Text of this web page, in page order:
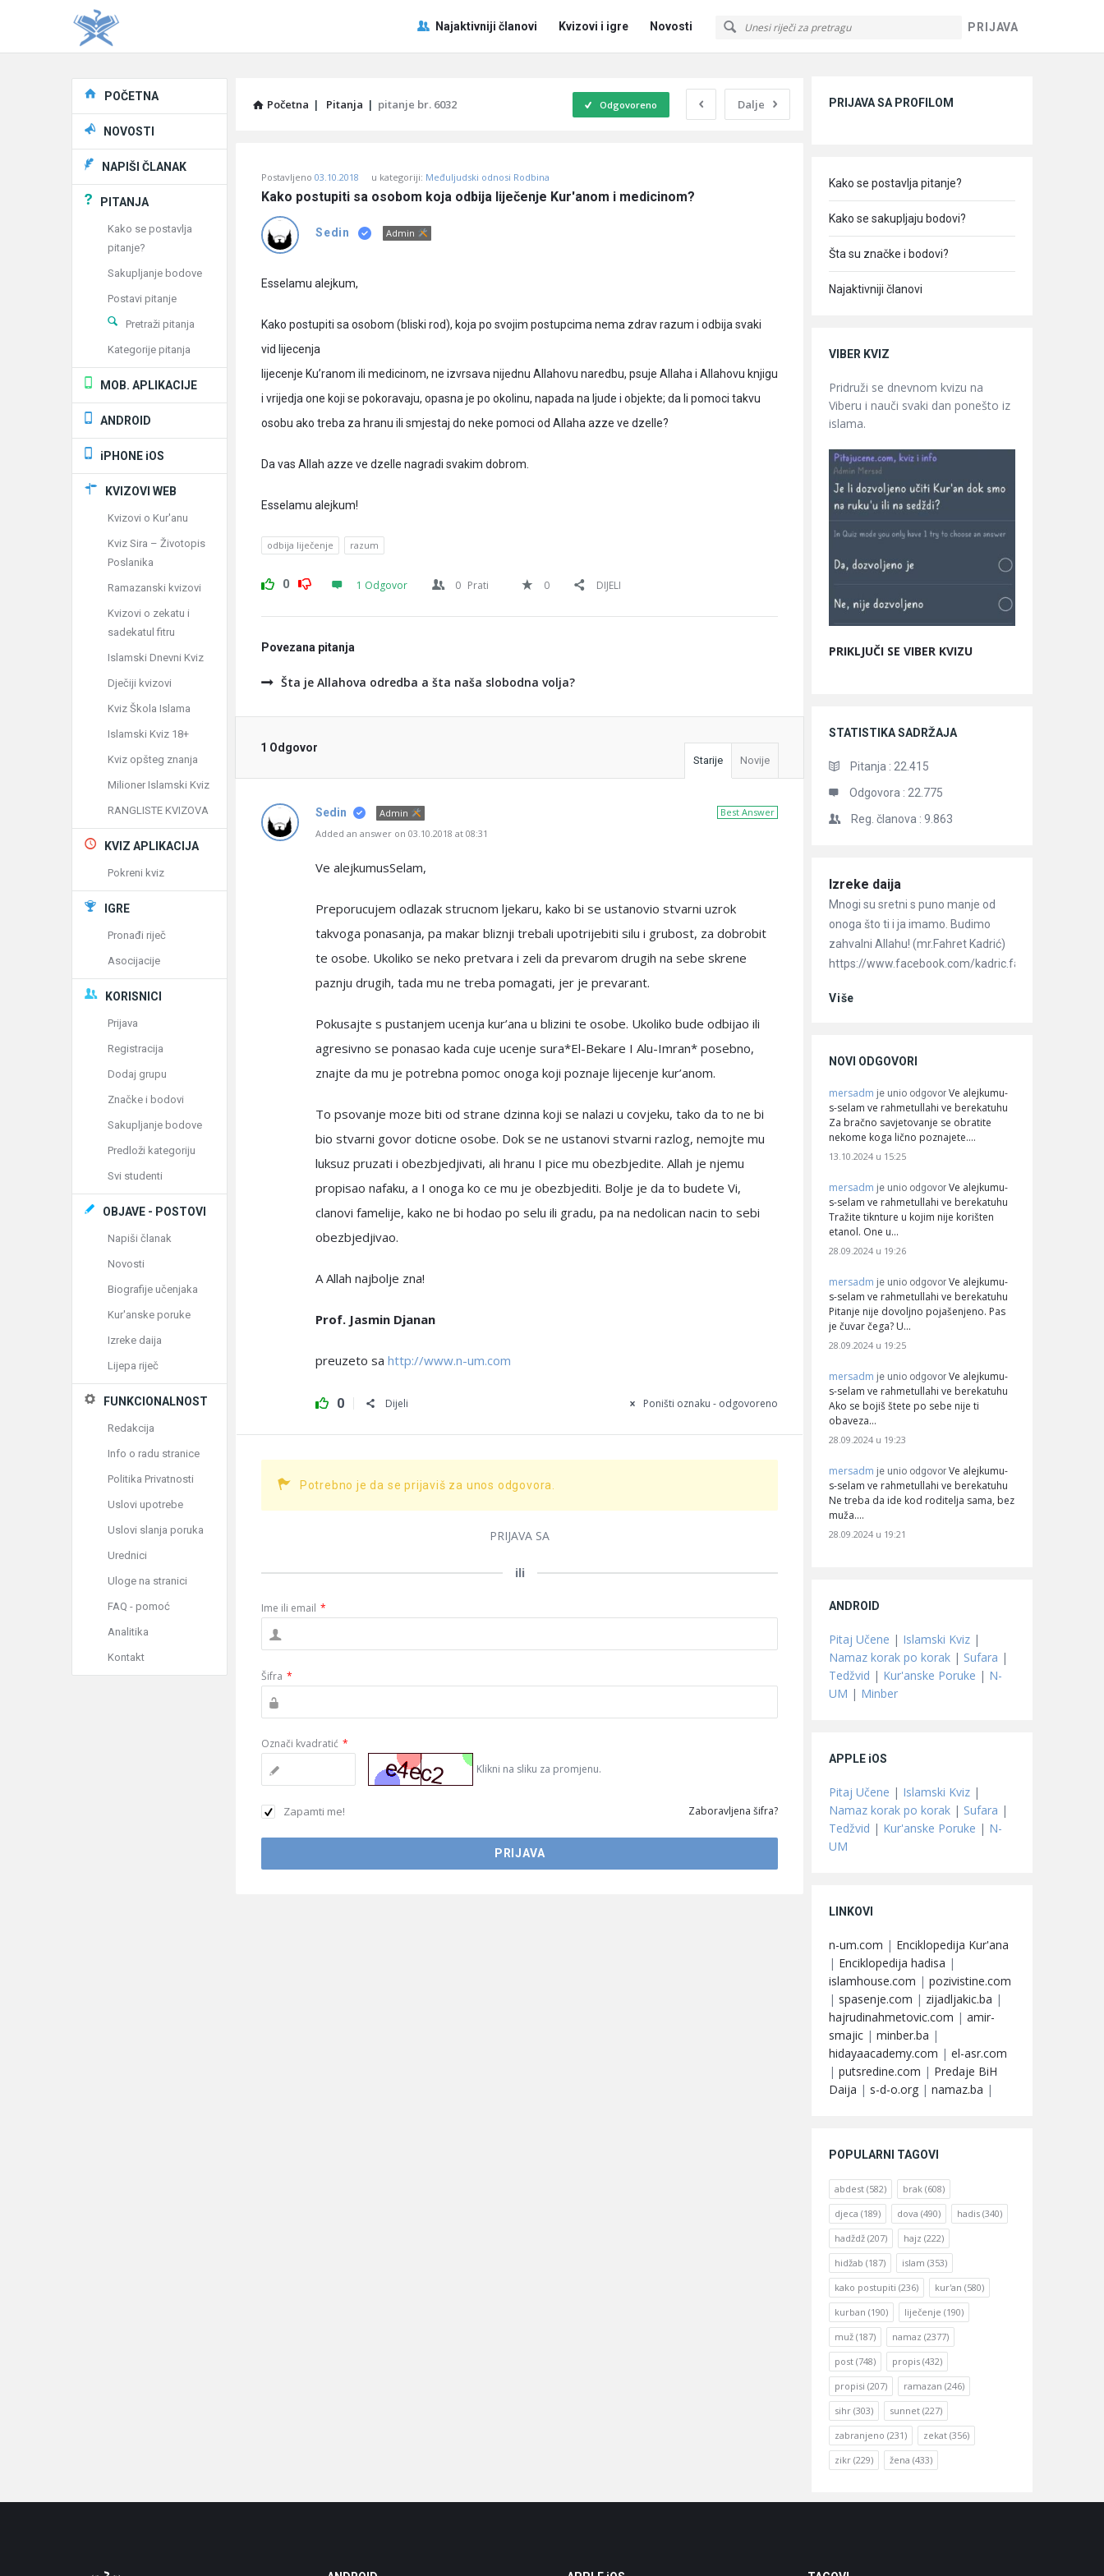
PRIJAVA
Pitaj
Učene
Navigacija
Najaktivniji članovi Kvizovi i igre Novosti
Početna | Pitanja | pitanje br. 6032 Dalje
Odgovoreno
Učene
Latest
Pitanja
Postavljeno 03.10.2018 u kategoriji: Međuljudski odnosi Rodbina
Kako postupiti sa osobom koja odbija liječenje Kur'anom i medicinom?
Sedin Admin
Esselamu alejkum,
Kako postupiti sa osobom (bliski rod), koja po svojim postupcima nema zdrav razum i odbija svaki
vid lijecenja
lijecenje Ku’ranom ili medicinom, ne izvrsava nijednu Allahovu naredbu, psuje Allaha i Allahovu knjigu
i vrijedja one koji se pokoravaju, opasna je po okolinu, napada na ljude i objekte; da li pomoci takvu
osobu ako treba za hranu ili smjestaj do neke pomoci od Allaha azze ve dzelle?
Da vas Allah azze ve dzelle nagradi svakim dobrom.
Esselamu alejkum!
odbija liječenje razum
0 1 Odgovor 0 Prati 0 DIJELI
Povezana pitanja
Šta je Allahova odredba a šta naša slobodna volja?
1 Odgovor
Starije Novije
Best Answer
Sedin
Admin
Added an answer on 03.10.2018 at 08:31
Ve alejkumusSelam,
Preporucujem odlazak strucnom ljekaru, kako bi se ustanovio stvarni uzrok
takvoga ponasanja, pa makar bliznji trebali upotrijebiti silu i grubost, za dobrobit
te osobe. Ukoliko se neko pretvara i zeli da prevarom drugih na sebe skrene
paznju drugih, tada mu ne treba pomagati, jer je prevarant.
Pokusajte s pustanjem ucenja kur’ana u blizini te osobe. Ukoliko bude odbijao ili
agresivno se ponasao kada cuje ucenje sura*El-Bekare I Alu-Imran* posebno,
znajte da mu je potrebna pomoc onoga koji poznaje lijecenje kur’anom.
To psovanje moze biti od strane dzinna koji se nalazi u covjeku, tako da to ne bi
bio stvarni govor doticne osobe. Dok se ne ustanovi stvarni razlog, nemojte mu
luksuz pruzati i obezbjedjivati, ali hranu I pice mu obezbjedite. Allah je njemu
propisao nafaku, a I onoga ko ce mu je obezbjediti. Bolje je da to budete Vi,
clanovi famelije, kako ne bi hodao po selu ili gradu, pa na nedolican nacin to sebi
obezbjedjivao.
A Allah najbolje zna!
Prof. Jasmin Djanan
preuzeto sa http://www.n-um.com
0 Dijeli Poništi oznaku - odgovoreno
Potrebno je da se prijaviš za unos odgovora.
PRIJAVA SA
ili
Ime ili email *
Šifra *
Označi kvadratić *
Klikni na sliku za promjenu.
Zapamti me! Zaboravljena šifra?
PRIJAVA SA PROFILOM
Kako se postavlja pitanje?
Kako se sakupljaju bodovi?
Šta su značke i bodovi?
Najaktivniji članovi
VIBER KVIZ
Pridruži se dnevnom kvizu na
Viberu i nauči svaki dan ponešto iz
islama.
PRIKLJUČI SE VIBER KVIZU
STATISTIKA SADRŽAJA
Pitanja : 22.415
Odgovora : 22.775
Reg. članova : 9.863
Članci
Izreke daija
Mnogi su sretni s puno manje od
onoga što ti i ja imamo. Budimo
zahvalni Allahu! (mr.Fahret Kadrić)
https://www.facebook.com/kadric.fahret/
Više
NOVI ODGOVORI
mersadm je unio odgovor Ve alejkumu-
s-selam ve rahmetullahi ve berekatuhu
Za bračno savjetovanje se obratite
nekome koga lično poznajete.…
13.10.2024 u 15:25
mersadm je unio odgovor Ve alejkumu-
s-selam ve rahmetullahi ve berekatuhu
Tražite tiknture u kojim nije korišten
etanol. One u…
28.09.2024 u 19:26
mersadm je unio odgovor Ve alejkumu-
s-selam ve rahmetullahi ve berekatuhu
Pitanje nije dovoljno pojašenjeno. Pas
je čuvar čega? U…
28.09.2024 u 19:25
mersadm je unio odgovor Ve alejkumu-
s-selam ve rahmetullahi ve berekatuhu
Ako se bojiš štete po sebe nije ti
obaveza…
28.09.2024 u 19:23
mersadm je unio odgovor Ve alejkumu-
s-selam ve rahmetullahi ve berekatuhu
Ne treba da ide kod roditelja sama, bez
muža.…
28.09.2024 u 19:21
ANDROID
Pitaj Učene | Islamski Kviz |
Namaz korak po korak | Sufara |
Tedžvid | Kur'anske Poruke | N-
UM | Minber
APPLE iOS
Pitaj Učene | Islamski Kviz |
Namaz korak po korak | Sufara |
Tedžvid | Kur'anske Poruke | N-
UM
LINKOVI
n-um.com | Enciklopedija Kur'ana
| Enciklopedija hadisa |
islamhouse.com | pozivistine.com
| spasenje.com | zijadljakic.ba |
hajrudinahmetovic.com | amir-
smajic | minber.ba |
hidayaacademy.com | el-asr.com
| putsredine.com | Predaje BiH
Daija | s-d-o.org | namaz.ba |
POPULARNI TAGOVI
abdest (582) brak (608)
djeca (189) dova (490) hadis (340)
hadždž (207) hajz (222)
hidžab (187) islam (353)
kako postupiti (236) kur'an (580)
kurban (190) liječenje (190)
muž (187) namaz (2377)
post (748) propis (432)
propisi (207) ramazan (246)
sihr (303) sunnet (227)
zabranjeno (231) zekat (356)
zikr (229) žena (433)
Explore
POČETNA
NOVOSTI
NAPIŠI ČLANAK
PITANJA
Kako se postavlja
pitanje?
Sakupljanje bodove
Postavi pitanje
Pretraži pitanja
Kategorije pitanja
MOB. APLIKACIJE
ANDROID
iPHONE iOS
KVIZOVI WEB
Kvizovi o Kur'anu
Kviz Sira – Životopis
Poslanika
Ramazanski kvizovi
Kvizovi o zekatu i
sadekatul fitru
Islamski Dnevni Kviz
Dječiji kvizovi
Kviz Škola Islama
Islamski Kviz 18+
Kviz opšteg znanja
Milioner Islamski Kviz
RANGLISTE KVIZOVA
KVIZ APLIKACIJA
Pokreni kviz
IGRE
Pronađi riječ
Asocijacije
KORISNICI
Prijava
Registracija
Dodaj grupu
Značke i bodovi
Sakupljanje bodove
Predloži kategoriju
Svi studenti
OBJAVE - POSTOVI
Napiši članak
Novosti
Biografije učenjaka
Kur'anske poruke
Izreke daija
Lijepa riječ
FUNKCIONALNOST
Redakcija
Info o radu stranice
Politika Privatnosti
Uslovi upotrebe
Uslovi slanja poruka
Urednici
Uloge na stranici
FAQ - pomoć
Analitika
Kontakt